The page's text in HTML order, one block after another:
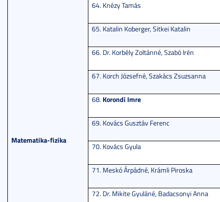
Matematika-fizika
64. Knézy Tamás
65. Katalin Koberger, Sitkei Katalin
66. Dr. Korbély Zoltánné, Szabó Irén
67. Korch Józsefné, Szakács Zsuzsanna
68. Korondi Imre
69. Kovács Gusztáv Ferenc
70. Kovács Gyula
71. Meskó Árpádné, Krámli Piroska
72. Dr. Mikite Gyuláné, Badacsonyi Anna